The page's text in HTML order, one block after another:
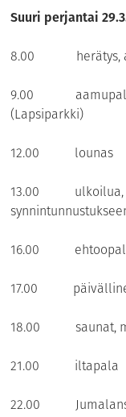
Suuri perjantai
8.00 herätys,
9.00
(Lapsiparkki)
12.00 lounas
13.00 ulkoilua,
16.00
17.00
18.00 saunat,
21.00 iltapala
22.00